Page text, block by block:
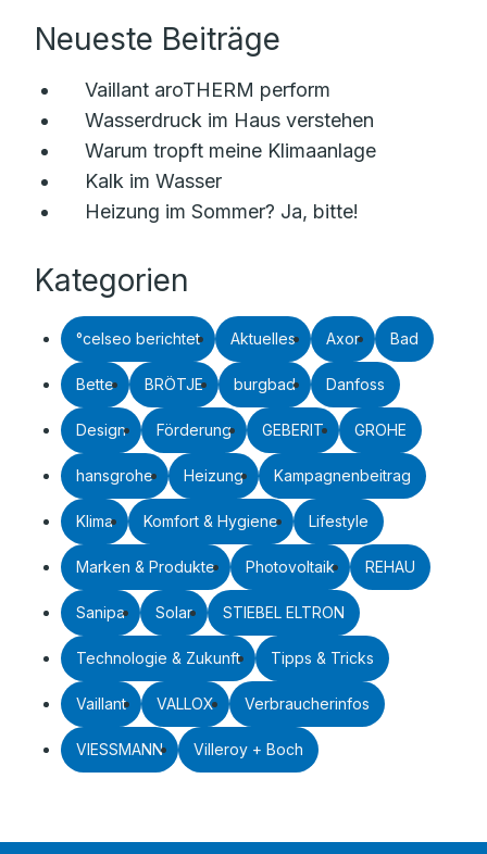
Neueste Beiträge
Vaillant aroTHERM perform
Wasserdruck im Haus verstehen
Warum tropft meine Klimaanlage
Kalk im Wasser
Heizung im Sommer? Ja, bitte!
Kategorien
°celseo berichtet Aktuelles Axor Bad
Bette BRÖTJE burgbad Danfoss
Design Förderung GEBERIT GROHE
hansgrohe Heizung Kampagnenbeitrag
Klima Komfort & Hygiene Lifestyle
Marken & Produkte Photovoltaik REHAU
Sanipa Solar STIEBEL ELTRON
Technologie & Zukunft Tipps & Tricks
Vaillant VALLOX Verbraucherinfos
VIESSMANN Villeroy + Boch